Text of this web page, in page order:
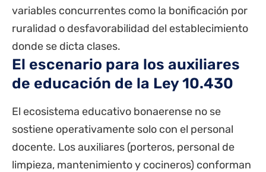
variables concurrentes como la bonificación por
ruralidad o desfavorabilidad del establecimiento
donde se dicta clases.
El escenario para los auxiliares
de educación de la Ley 10.430
El ecosistema educativo bonaerense no se
sostiene operativamente solo con el personal
docente. Los auxiliares (porteros, personal de
limpieza, mantenimiento y cocineros) conforman